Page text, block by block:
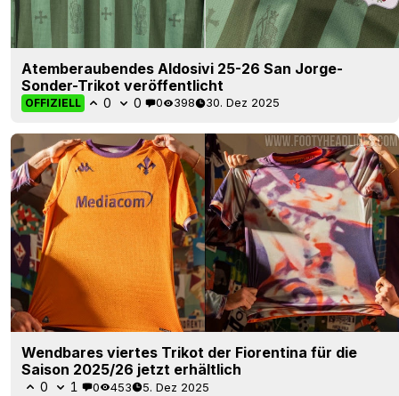
Atemberaubendes Aldosivi 25-26 San Jorge-
Sonder-Trikot veröffentlicht
OFFIZIELL 0 0 0 398 30. Dez 2025
Wendbares viertes Trikot der Fiorentina für die
Saison 2025/26 jetzt erhältlich
0 1 0 453 5. Dez 2025